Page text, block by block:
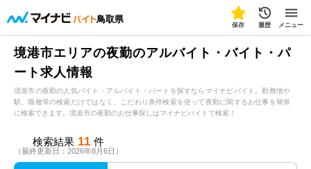
鳥取県
保存 履歴 メニュー
境港市エリアの夜勤のアルバイト・バイト・パ
ート求人情報
境港市の夜勤の人気バイト・アルバイト・パートを探すならマイナビバイト。勤務地や
駅、職種等の検索だけではなく、こだわり条件検索を使って夜勤に関するお仕事を簡単
に検索できます。境港市の夜勤のお仕事探しはマイナビバイトで検索！
検索結果 11 件
（最終更新日：2026年8月6日）